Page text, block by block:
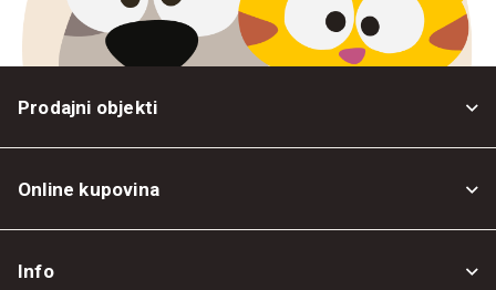
Prodajni objekti
Online kupovina
Info